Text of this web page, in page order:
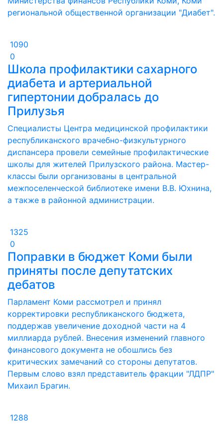
региональной общественной организации "Диабет".
1090
0
Школа профилактики сахарного
диабета и артериальной
гипертонии добралась до
Прилузья
Специалисты Центра медицинской профилактики
республиканского врачебно-физкультурного
диспансера провели семейные профилактические
школы для жителей Прилузского района. Мастер-
классы были организованы в центральной
межпоселенческой библиотеке имени В.В. Юхнина,
а также в районной администрации.
1325
0
Поправки в бюджет Коми были
приняты после депутатских
дебатов
Парламент Коми рассмотрел и принял
корректировки республиканского бюджета,
поддержав увеличение доходной части на 4
миллиарда рублей. Внесения изменений главного
финансового документа не обошлись без
критических замечаний со стороны депутатов.
Первым слово взял представитель фракции "ЛДПР"
Михаил Брагин.
1288